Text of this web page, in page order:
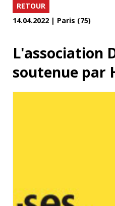
RETOUR
14.04.2022 | Paris (75)
L'association
soutenue par